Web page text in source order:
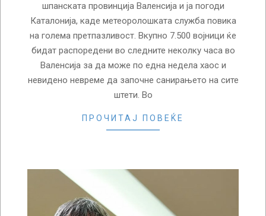
шпанската провинција Валенсија и ја погоди
Каталонија, каде метеоролошката служба повика
на голема претпазливост. Вкупно 7.500 војници ќе
бидат распоредени во следните неколку часа во
Валенсија за да може по една недела хаос и
невидено невреме да започне санирањето на сите
штети. Во
ПРОЧИТАЈ ПОВЕЌЕ